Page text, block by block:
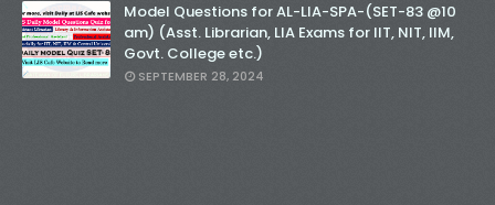
Model Questions for AL-LIA-SPA-(SET-83 @10
am) (Asst. Librarian, LIA Exams for IIT, NIT, IIM,
Govt. College etc.)
SEPTEMBER 28, 2024